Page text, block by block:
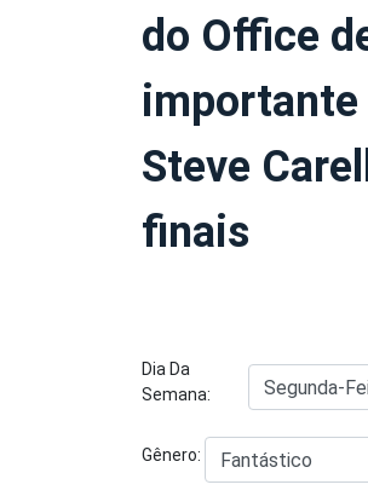
do Office
importante
Steve
finais
Dia Da
Semana:
Gênero: